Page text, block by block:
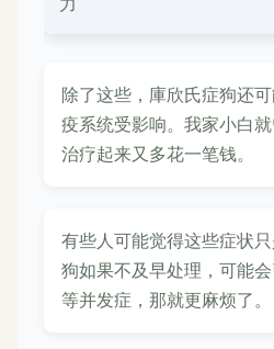
除了这些，庫欣氏症狗还
疫系统受影响。我家小白
治疗起来又多花一笔钱。
有些人可能觉得这些症状
狗如果不及早处理，可能
等并发症，那就更麻烦了。